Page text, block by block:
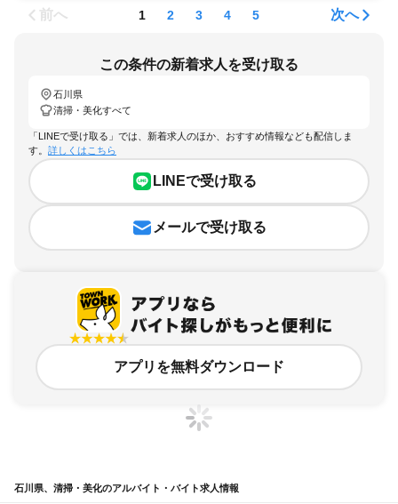
前へ 1 2 3 4 5 次へ
この条件の新着求人を受け取る
石川県
清掃・美化すべて
「LINEで受け取る」では、新着求人のほか、おすすめ情報なども配信しま
す。 詳しくはこちら
LINEで受け取る
メールで受け取る
アプリを無料ダウンロード
石川県、清掃・美化のアルバイト・バイト求人情報